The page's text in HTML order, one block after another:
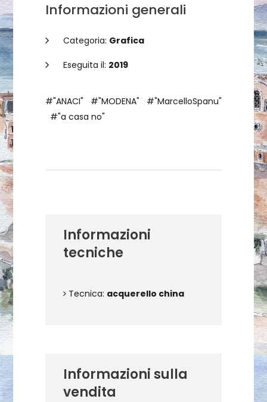
Informazioni generali
Categoria: Grafica
Eseguita il: 2019
#"ANACI" #"MODENA"
#"MarcelloSpanu"
#"a casa no"
Informazioni
tecniche
Tecnica: acquerello china
Informazioni sulla
vendita